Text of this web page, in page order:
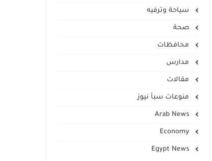
سياحة وترفيه
صحة
محافظات
مدارس
مقالات
منوعات سبأ نيوز
Arab News
Economy
Egypt News